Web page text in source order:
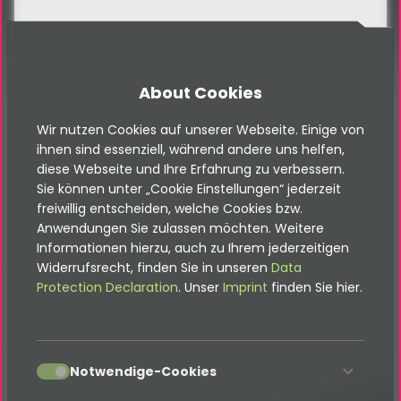
FAQ
FAQ
Häufig gestellte Fragen
Können automatisch PDF-Exposés
erzeugt werden?
About Cookies
Wir nutzen Cookies auf unserer Webseite. Einige von
ihnen sind essenziell, während andere uns helfen,
diese Webseite und Ihre Erfahrung zu verbessern.
Sie können unter „Cookie Einstellungen“ jederzeit
freiwillig entscheiden, welche Cookies bzw.
Anwendungen Sie zulassen möchten. Weitere
Informationen hierzu, auch zu Ihrem jederzeitigen
Widerrufsrecht, finden Sie in unseren Data
Protection Declaration. Unser Imprint finden Sie hier.
accept Notwendige-Cookies